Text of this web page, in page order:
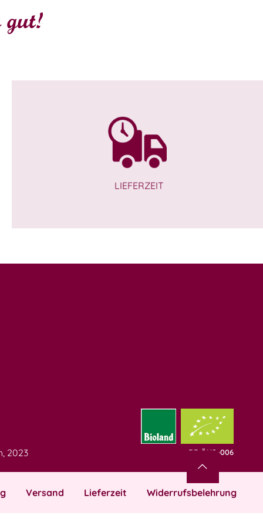
gut!
LIEFERZEIT
2023 DE-ÖKO-006
Versand Lieferzeit Widerrufsbelehrung